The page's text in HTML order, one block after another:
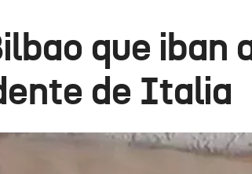
que iban
de Italia